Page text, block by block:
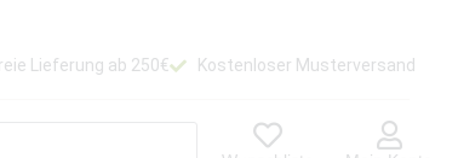
Lieferung ab 250€ Kostenloser Musterversand